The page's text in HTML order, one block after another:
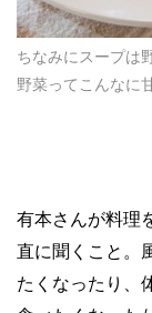
ちなみにスープは
野菜ってこんなに
有本さんが料理
直に聞くこと。
たくなったり、